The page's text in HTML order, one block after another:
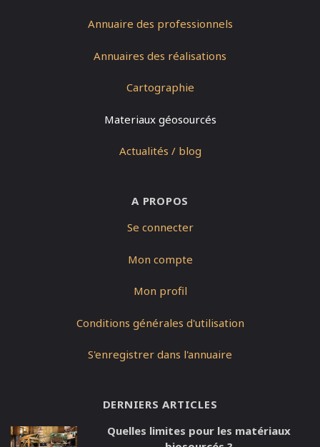
Annuaire des professionnels
Annuaires des réalisations
Cartographie
Materiaux géosourcés
Actualités / blog
A PROPOS
Se connecter
Mon compte
Mon profil
Conditions générales d'utilisation
S'enregistrer dans l'annuaire
DERNIERS ARTICLES
Quelles limites pour les matériaux